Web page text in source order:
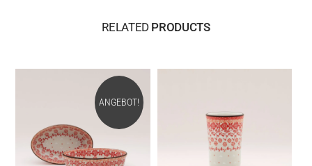
RELATEDPRODUCTS
ANGEBOT!